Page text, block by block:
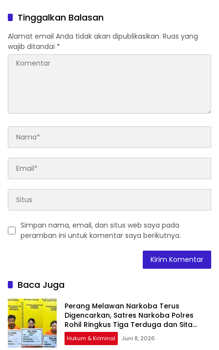
Tinggalkan Balasan
Alamat email Anda tidak akan dipublikasikan. Ruas yang
wajib ditandai *
Simpan nama, email, dan situs web saya pada
peramban ini untuk komentar saya berikutnya.
Baca Juga
Perang Melawan Narkoba Terus
Digencarkan, Satres Narkoba Polres
Rohil Ringkus Tiga Terduga dan Sita
Sejumlah Barang Bukti
Hukum & Kriminal Juni 8, 2026